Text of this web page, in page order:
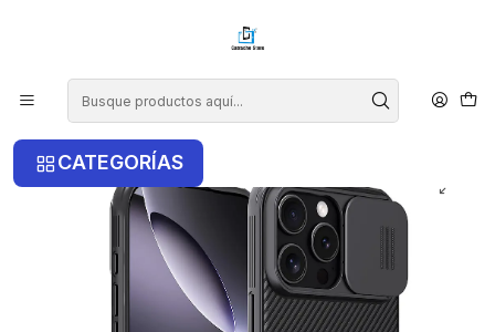
CATEGORÍAS
Inicio iPhone
iPhone 16 Pro
Carcasa Nillkin Camshield Pro Para iPhone 16 Pro